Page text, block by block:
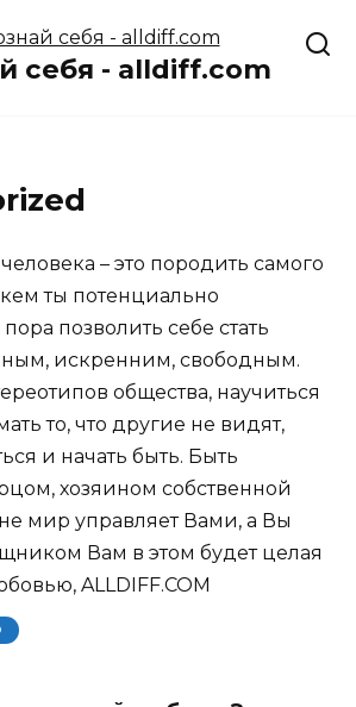
себя - alldiff.com
– это породить самого
кем ты потенциально
позволить себе стать
искренним, свободным.
общества, научиться
то, что другие не видят,
и начать быть. Быть
хозяином собственной
мир управляет Вами, а Вы
Вам в этом будет целая
ALLDIFF.COM